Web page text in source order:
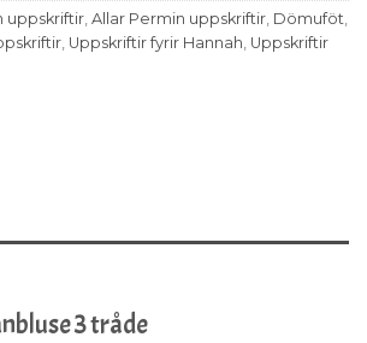
uppskriftir Allar Permin uppskriftir Dömuföt
Uppskriftir fyrir Hannah Uppskriftir
3 tråde